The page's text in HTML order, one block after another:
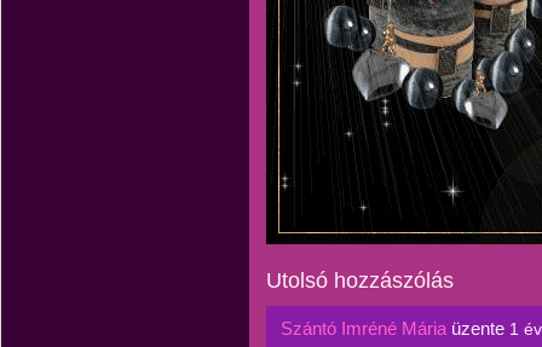
Utolsó hozzászólás
Szántó Imréné Mária üzente 1